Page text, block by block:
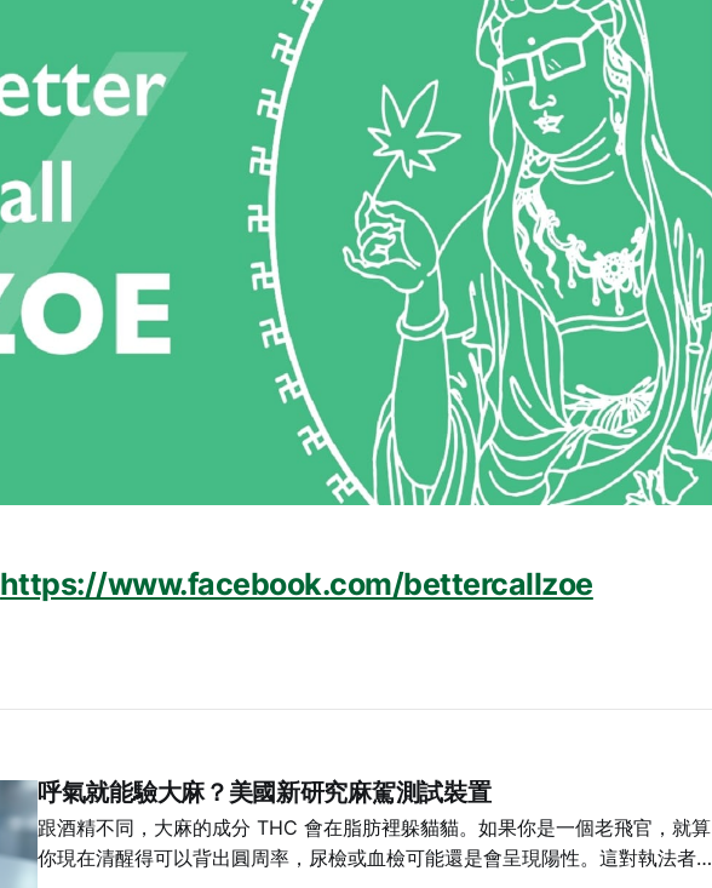
https://www.facebook.com/bettercallzoe
呼氣就能驗大麻？美國新研究麻駕測試裝置
跟酒精不同，大麻的成分 THC 會在脂肪裡躲貓貓。如果你是一個老飛官，就算
你現在清醒得可以背出圓周率，尿檢或血檢可能還是會呈現陽性。這對執法者和